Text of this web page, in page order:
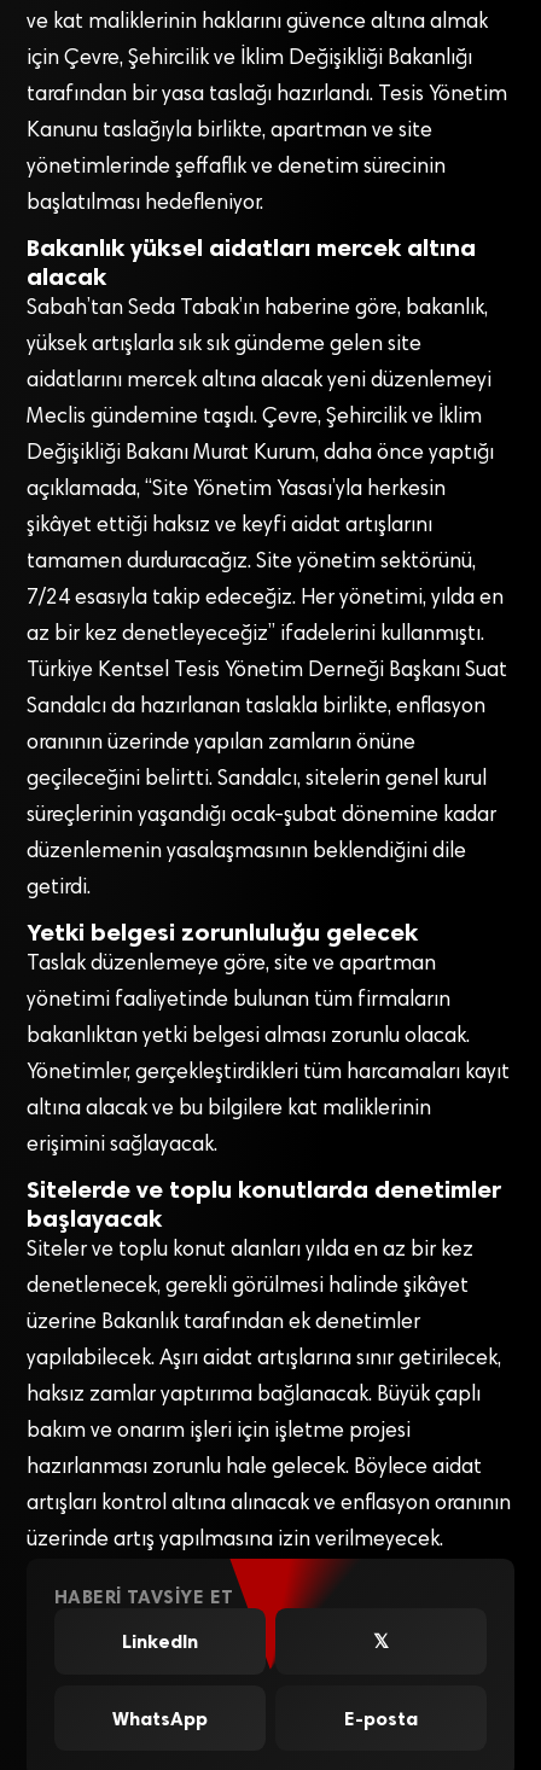
ve kat maliklerinin haklarını güvence altına almak
için Çevre, Şehircilik ve İklim Değişikliği Bakanlığı
tarafından bir yasa taslağı hazırlandı. Tesis Yönetim
Kanunu taslağıyla birlikte, apartman ve site
yönetimlerinde şeffaflık ve denetim sürecinin
başlatılması hedefleniyor.
Bakanlık yüksel aidatları mercek altına
alacak
Sabah’tan Seda Tabak’ın haberine göre, bakanlık,
yüksek artışlarla sık sık gündeme gelen site
aidatlarını mercek altına alacak yeni düzenlemeyi
Meclis gündemine taşıdı. Çevre, Şehircilik ve İklim
Değişikliği Bakanı Murat Kurum, daha önce yaptığı
açıklamada, “Site Yönetim Yasası’yla herkesin
şikâyet ettiği haksız ve keyfi aidat artışlarını
tamamen durduracağız. Site yönetim sektörünü,
7/24 esasıyla takip edeceğiz. Her yönetimi, yılda en
az bir kez denetleyeceğiz” ifadelerini kullanmıştı.
Türkiye Kentsel Tesis Yönetim Derneği Başkanı Suat
Sandalcı da hazırlanan taslakla birlikte, enflasyon
oranının üzerinde yapılan zamların önüne
geçileceğini belirtti. Sandalcı, sitelerin genel kurul
süreçlerinin yaşandığı ocak-şubat dönemine kadar
düzenlemenin yasalaşmasının beklendiğini dile
getirdi.
Yetki belgesi zorunluluğu gelecek
Taslak düzenlemeye göre, site ve apartman
yönetimi faaliyetinde bulunan tüm firmaların
bakanlıktan yetki belgesi alması zorunlu olacak.
Yönetimler, gerçekleştirdikleri tüm harcamaları kayıt
altına alacak ve bu bilgilere kat maliklerinin
erişimini sağlayacak.
Sitelerde ve toplu konutlarda denetimler
başlayacak
Siteler ve toplu konut alanları yılda en az bir kez
denetlenecek, gerekli görülmesi halinde şikâyet
üzerine Bakanlık tarafından ek denetimler
yapılabilecek. Aşırı aidat artışlarına sınır getirilecek,
haksız zamlar yaptırıma bağlanacak. Büyük çaplı
bakım ve onarım işleri için işletme projesi
hazırlanması zorunlu hale gelecek. Böylece aidat
artışları kontrol altına alınacak ve enflasyon oranının
üzerinde artış yapılmasına izin verilmeyecek.
HABERI TAVSIYE ET
LinkedIn
𝕏
WhatsApp E-posta